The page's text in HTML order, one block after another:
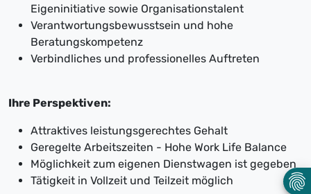
Eigeninitiative sowie Organisationstalent
Verantwortungsbewusstsein und hohe
Beratungskompetenz
Verbindliches und professionelles Auftreten
Ihre Perspektiven:
Attraktives leistungsgerechtes Gehalt
Geregelte Arbeitszeiten - Hohe Work Life Balance
Möglichkeit zum eigenen Dienstwagen ist gegeben
Tätigkeit in Vollzeit und Teilzeit möglich